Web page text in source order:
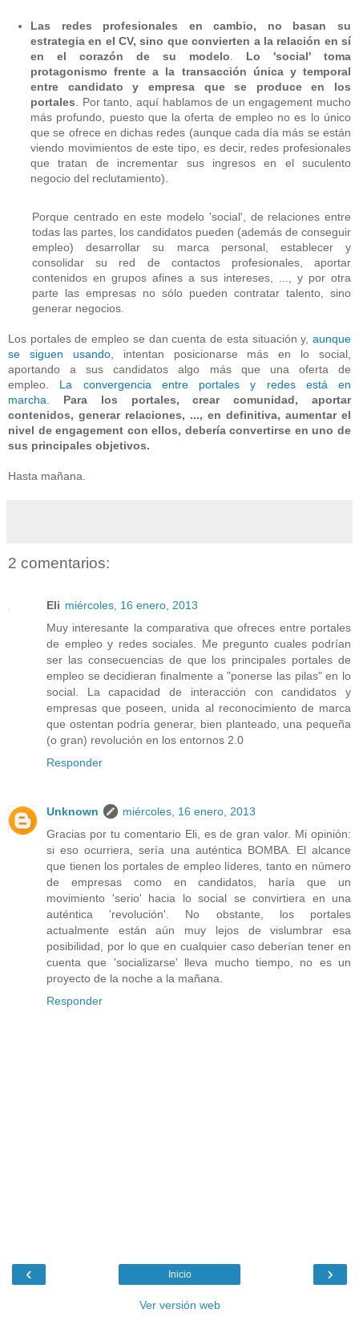
Las redes profesionales en cambio, no basan su
estrategia en el CV, sino que convierten a la relación en sí
en el corazón de su modelo
Lo 'social' toma
protagonismo frente a la transacción única y temporal
entre candidato y empresa que se produce en los
portales . Por tanto, aquí hablamos de un engagement mucho
más profundo, puesto que la oferta de empleo no es lo único
que se ofrece en dichas redes (aunque cada día más se están
viendo movimientos de este tipo, es decir, redes profesionales
que tratan de incrementar sus ingresos en el suculento
negocio del reclutamiento).
Porque centrado en este modelo 'social', de relaciones entre
todas las partes, los candidatos pueden (además de conseguir
empleo) desarrollar su marca personal, establecer y
consolidar su red de contactos profesionales, aportar
contenidos en grupos afines a sus intereses, ..., y por otra
parte las empresas no sólo pueden contratar talento, sino
generar negocios.
Los portales de empleo se dan cuenta de esta situación y, aunque
se siguen usando, intentan posicionarse más en lo social,
aportando a sus candidatos algo más que una oferta de
empleo. La convergencia entre portales y redes está en
marcha
Para los portales, crear comunidad, aportar
contenidos, generar relaciones, ..., en definitiva, aumentar el
nivel de engagement con ellos, debería convertirse en uno de
sus principales objetivos.
Hasta mañana.
2 comentarios:
Eli miércoles, 16 enero, 2013
Muy interesante la comparativa que ofreces entre portales
de empleo y redes sociales. Me pregunto cuales podrían
ser las consecuencias de que los principales portales de
empleo se decidieran finalmente a "ponerse las pilas" en lo
social. La capacidad de interacción con candidatos y
empresas que poseen, unida al reconocimiento de marca
que ostentan podría generar, bien planteado, una pequeña
(o gran) revolución en los entornos 2.0
Responder
Unknown
miércoles, 16 enero, 2013
Gracias por tu comentario Eli, es de gran valor. Mi opinión:
si eso ocurriera, sería una auténtica BOMBA. El alcance
que tienen los portales de empleo líderes, tanto en número
de empresas como en candidatos, haría que un
movimiento 'serio' hacia lo social se convirtiera en una
auténtica 'revolución'. No obstante, los portales
actualmente están aún muy lejos de vislumbrar esa
posibilidad, por lo que en cualquier caso deberían tener en
cuenta que 'socializarse' lleva mucho tiempo, no es un
proyecto de la noche a la mañana.
Responder
‹ ›
Inicio
Ver versión web